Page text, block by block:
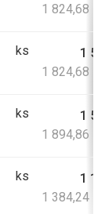
1 824,68
ks
1
1 824,68
ks
1
1 894,86
ks
1
1 384,24